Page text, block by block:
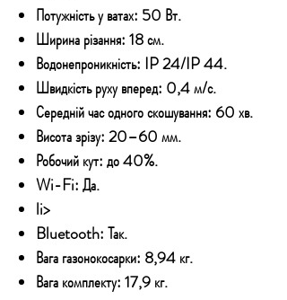
Потужність у ватах: 50 Вт.
Ширина різання: 18 см.
Водонепроникність: IP 24/IP 44.
Швидкість руху вперед: 0,4 м/с.
Середній час одного скошування: 60 хв.
Висота зрізу: 20–60 мм.
Робочий кут: до 40%.
Wi-Fi: Да.
li>
Bluetooth: Так.
Вага газонокосарки: 8,94 кг.
Вага комплекту: 17,9 кг.